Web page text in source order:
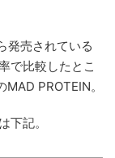
発売されている
で比較したとこ
PROTEIN。
下記。